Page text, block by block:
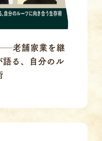
老舗家業を継
語る、自分のル